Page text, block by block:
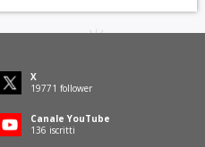
X
19771 follower
Canale YouTube
136 iscritti